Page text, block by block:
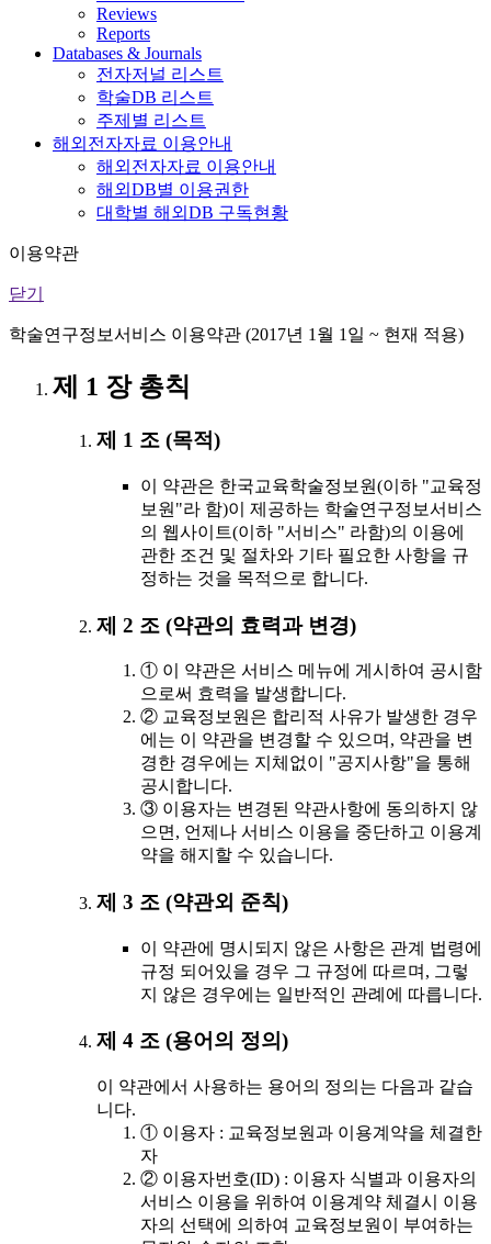
Reviews
Reports
Databases & Journals
전자저널 리스트
학술DB 리스트
주제별 리스트
해외전자자료 이용안내
해외전자자료 이용안내
해외DB별 이용권한
대학별 해외DB 구독현황
이용약관
닫기
학술연구정보서비스 이용약관 (2017년 1월 1일 ~ 현재 적용)
제 1 장 총칙
제 1 조 (목적)
이 약관은 한국교육학술정보원(이하 "교육정
보원"라 함)이 제공하는 학술연구정보서비스
의 웹사이트(이하 "서비스" 라함)의 이용에
관한 조건 및 절차와 기타 필요한 사항을 규
정하는 것을 목적으로 합니다.
제 2 조 (약관의 효력과 변경)
① 이 약관은 서비스 메뉴에 게시하여 공시함
으로써 효력을 발생합니다.
② 교육정보원은 합리적 사유가 발생한 경우
에는 이 약관을 변경할 수 있으며, 약관을 변
경한 경우에는 지체없이 "공지사항"을 통해
공시합니다.
③ 이용자는 변경된 약관사항에 동의하지 않
으면, 언제나 서비스 이용을 중단하고 이용계
약을 해지할 수 있습니다.
제 3 조 (약관외 준칙)
이 약관에 명시되지 않은 사항은 관계 법령에
규정 되어있을 경우 그 규정에 따르며, 그렇
지 않은 경우에는 일반적인 관례에 따릅니다.
제 4 조 (용어의 정의)
이 약관에서 사용하는 용어의 정의는 다음과 같습
니다.
① 이용자 : 교육정보원과 이용계약을 체결한
자
② 이용자번호(ID) : 이용자 식별과 이용자의
서비스 이용을 위하여 이용계약 체결시 이용
자의 선택에 의하여 교육정보원이 부여하는